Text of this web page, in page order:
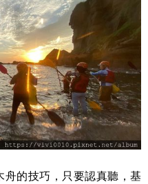
舟的技巧，只要認真聽，基